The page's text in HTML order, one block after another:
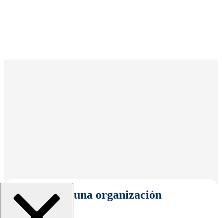
Seleccionar una organización